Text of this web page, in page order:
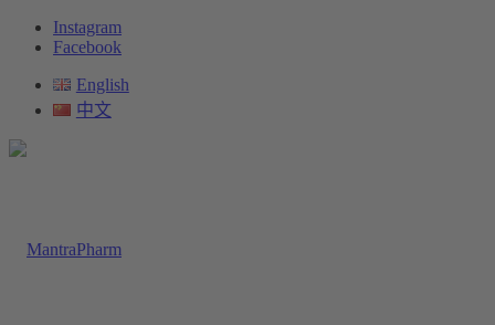
Instagram
Facebook
English
中文